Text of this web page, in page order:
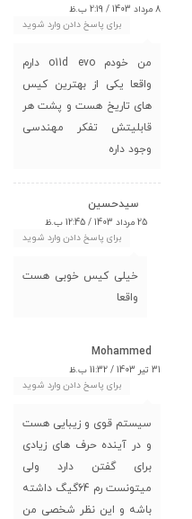
8 مرداد 1403 / 2:19 ب.ظ
برای پاسخ دادن وارد شوید
من خودم o11d evo دارم
واقعا یکی از بهترین کیس
های تاریخ هست و پشت هر
قابلیتش تفکر مهندسی
وجود داره
سیدحسین
25 مرداد 1403 / 12:45 ب.ظ
برای پاسخ دادن وارد شوید
خیلی کیس خوبی هست
واقعا
Mohammed
31 تیر 1403 / 11:32 ب.ظ
برای پاسخ دادن وارد شوید
سیستم قوی و زیبایی هست
و در آینده حرف های زیادی
برای گفتن دارد ولی
میتونست رم 64گیگ داشته
باشه و این نظر شخصی من